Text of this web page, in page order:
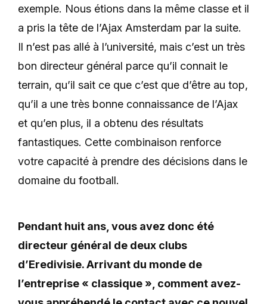
exemple. Nous étions dans la même classe et il
a pris la tête de l’Ajax Amsterdam par la suite.
Il n’est pas allé à l’université, mais c’est un très
bon directeur général parce qu’il connait le
terrain, qu’il sait ce que c’est que d’être au top,
qu’il a une très bonne connaissance de l’Ajax
et qu’en plus, il a obtenu des résultats
fantastiques. Cette combinaison renforce
votre capacité à prendre des décisions dans le
domaine du football.
Pendant huit ans, vous avez donc été
directeur général de deux clubs
d’Eredivisie. Arrivant du monde de
l’entreprise « classique », comment avez-